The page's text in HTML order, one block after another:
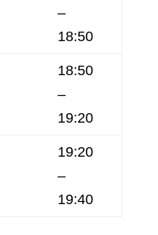
–
18:50
18:50
–
19:20
19:20
–
19:40